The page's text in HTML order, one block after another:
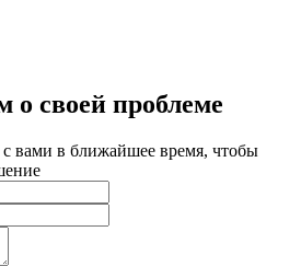
о своей проблеме
вами в ближайшее время, чтобы